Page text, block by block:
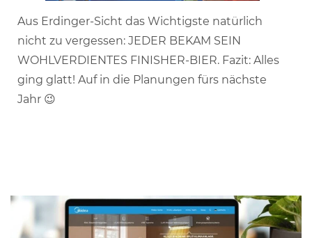
Aus Erdinger-Sicht das Wichtigste natürlich
nicht zu vergessen: JEDER BEKAM SEIN
WOHLVERDIENTES FINISHER-BIER. Fazit: Alles
ging glatt! Auf in die Planungen fürs nächste
Jahr 😉